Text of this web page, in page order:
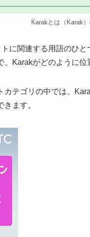
Karakとは（Karak
に関連する用語のひ
Karakがどのように位
テゴリの中では、
ます。